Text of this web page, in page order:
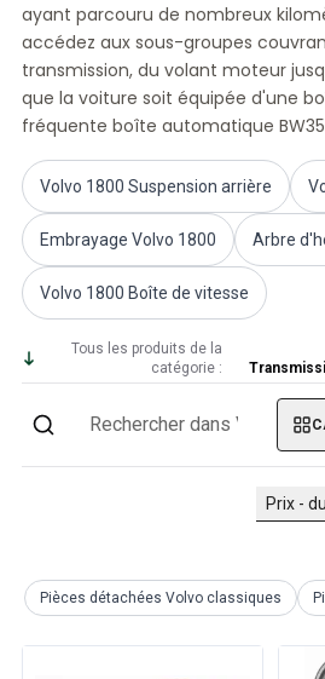
Volvo PV/Duett Pièces intérieures
Volvo PV/Duett Pièces de carrosserie
Volvo PV/Duett Transmission/
Système de refroidissement Volvo
Pièces pour moteurs Volvo PV/Duett
Volvo PV/Duett Divers
Tringlerie de l'accélérateur du moteur
Volvo PV/Duett Heater/Fresh Air
Volvo PV/Duett Roues/Enjoliveurs
Pièces Volvo Amazon
Volvo Amazon Pièces de carrosserie
Volvo Amazon Système de
Volvo Amazon Équipement électrique
Volvo Amazon Pièces de moteur
Liaison de l'accélérateur du moteur
Volvo Amazon Suspension avant
Volvo Amazon Transmission/
Volvo Amazon Pièces diverses
Volvo Amazon Roues/Enjoliveurs
ayant parcouru de nombreux
accédez aux sous-groupes
transmission, du volant moteur
que la voiture soit équipée d'une
fréquente boîte automatique
Volvo 1800 Suspension arrière
Embrayage Volvo 1800 Arbre
Volvo 1800 Boîte de vitesse
Tous les produits de la
catégorie :
Prix -
Pièces détachées Volvo classiques